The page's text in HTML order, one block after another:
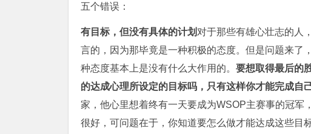
五个错误：
有目标，但没有具体的计划 对于那些有雄心壮志的人
言的，因为那毕竟是一种积极的态度。但是问题来了
种态度基本上是没有什么大作用的。 要想取得最后的
的达成心理所设定的目标吗，只有这样你才能完成自
家，他心里想着终有一天要成为WSOP主赛事的冠
很好，可问题在于，你知道要怎么做才能达成这些目